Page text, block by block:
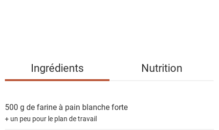
i
e
Ingrédients Nutrition
500 g defarine à pain blanche forte
+ un peu pour le plan de travail